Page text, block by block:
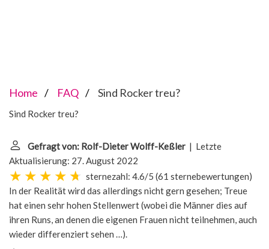
Home FAQ Sind Rocker treu?
Sind Rocker treu?
Gefragt von: Rolf-Dieter Wolff-Keßler | Letzte
Aktualisierung: 27. August 2022
sternezahl: 4.6/5 (61 sternebewertungen)
In der Realität wird das allerdings nicht gern gesehen; Treue
hat einen sehr hohen Stellenwert (wobei die Männer dies auf
ihren Runs, an denen die eigenen Frauen nicht teilnehmen, auch
wieder differenziert sehen …).